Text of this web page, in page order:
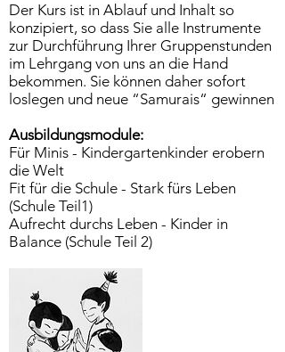
Der Kurs ist in Ablauf und Inhalt so
konzipiert, so dass Sie alle Instrumente
zur Durchführung Ihrer Gruppenstunden
im Lehrgang von uns an die Hand
bekommen. Sie können daher sofort
loslegen und neue “Samurais“ gewinnen
Ausbildungsmodule:
Für Minis - Kindergartenkinder erobern
die Welt
Fit für die Schule - Stark fürs Leben
(Schule Teil1)
Aufrecht durchs Leben - Kinder in
Balance (Schule Teil 2)